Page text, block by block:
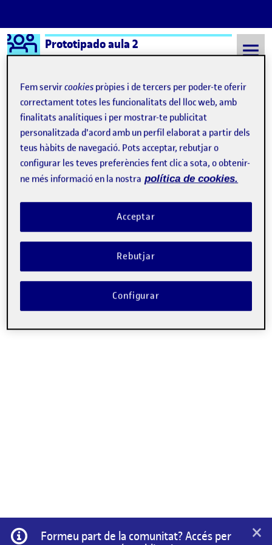
Saltar al contingut
Logo Ágora
Prototipado aula 2
Semestre 20211 - Aula 2 21 Desembre, 2021
21 Desembre, 2021
Publicat per
Jose Manuel Bellido Cuesta
Data de publicaciócomentariel PEC 03 – Diseño Centrado en el
¡Hola! Os adjunto por aquí el dossier donde detallo el proceso de
diseño de la nueva interfaz para la cocina. Adicionalmente, añado
el video explicativo del funcionamiento de la interfaz. 03 Diseño
Centrado en el Usuario en los objetos cotidianos …
Informació
Formeu part de la comunitat? Accés per
×
Fem servircookies pròpies i de tercers per poder-te oferir
correctament totes les funcionalitats del lloc web, amb
finalitats analítiques i per mostrar-te publicitat
personalitzada d'acord amb un perfil elaborat a partir dels
teus hàbits de navegació. Pots acceptar, rebutjar o
configurar les teves preferències fent clic a sota, o obtenir-
ne més informació en la nostra política de cookies.
Rebutjar
Acceptar
Configurar